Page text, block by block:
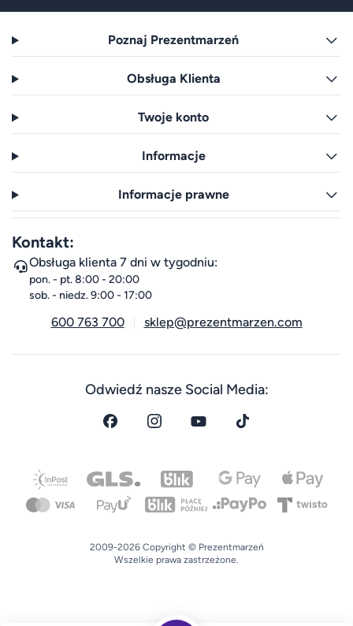
Poznaj Prezentmarzeń
Obsługa Klienta
Twoje konto
Informacje
Informacje prawne
Kontakt:
Obsługa klienta 7 dni w tygodniu:
pon. - pt. 8:00 - 20:00
sob. - niedz. 9:00 - 17:00
600 763 700 sklep@prezentmarzen.com
Odwiedź nasze Social Media:
2009-2026 Copyright © Prezentmarzeń
Wszelkie prawa zastrzeżone.